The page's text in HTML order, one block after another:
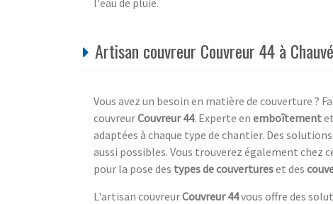
Artisan couvreur Couvreur 44 à
Vous avez un besoin en matière de couverture ?
couvreurCouvreur 44. Experte en emboîtementet
adaptées à chaque type de chantier. Des
aussi possibles. Vous trouverez également chez
pour la pose des types de couvertureset des
L'artisan couvreurCouvreur 44vous offre des